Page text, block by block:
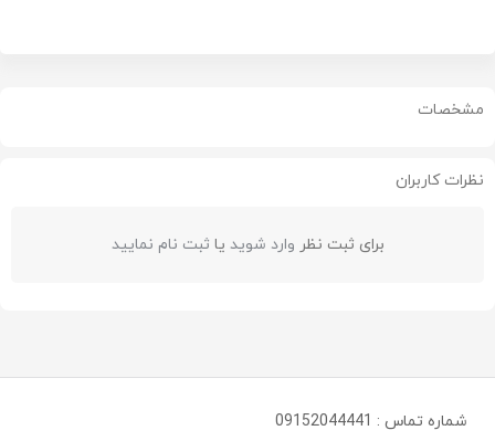
مشخصات
نظرات کاربران
برای ثبت نظر وارد شوید یا ثبت نام نمایید
شماره تماس : 09152044441